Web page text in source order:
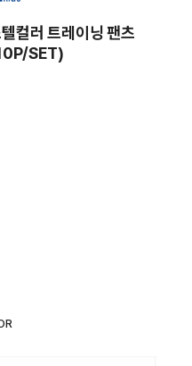
컬러 트레이닝 팬츠
SET)